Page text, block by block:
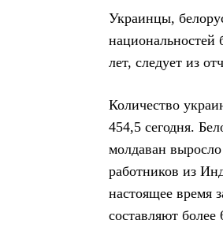
Украинцы,
национальностей
лет, следует из
Количество
454,5 сегодня.
молдаван
работников из
настоящее время
составляют более